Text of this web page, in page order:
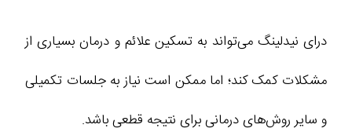
درای نیدلینگ می‌تواند به تسکین علائم و درمان بسیاری از
مشکلات کمک کند؛ اما ممکن است نیاز به جلسات تکمیلی
و سایر روش‌های درمانی برای نتیجه قطعی باشد.